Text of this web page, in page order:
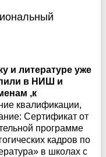
и литературе уже
в НИШ и
,к
квалификации,
Сертификат от
программе
кадров по
в школах с